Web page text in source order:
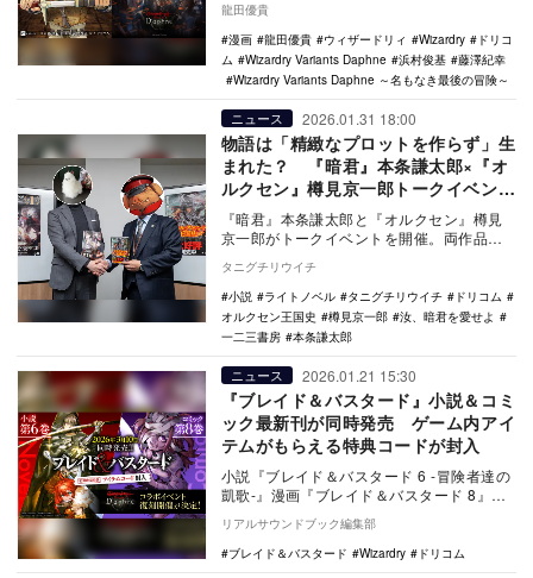
ム愛が見えた。
龍田優貴
漫画
龍田優貴 ウィザードリィ Wizardry
ドリコ
ム
Wizardry Variants Daphne 浜村俊基
藤澤紀幸
Wizardry Variants Daphne ～名もなき最後の冒険～
ニュース 2026.01.31 18:00
物語は「精緻なプロットを作らず」生
まれた？ 『暗君』本条謙太郎×『オ
ルクセン』樽見京一郎トークイベント
レポ
『暗君』本条謙太郎と『オルクセン』樽見
京一郎がトークイベントを開催。両作品の
筆法まで語り尽…
タニグチリウイチ
小説
ライトノベル タニグチリウイチ
ドリコム
オルクセン王国史
樽見京一郎
汝、暗君を愛せよ
一二三書房
本条謙太郎
ニュース 2026.01.21 15:30
『ブレイド＆バスタード』小説＆コミ
ック最新刊が同時発売 ゲーム内アイ
テムがもらえる特典コードが封入
小説『ブレイド＆バスタード 6 -冒険者達の
凱歌-』漫画『ブレイド＆バスタード 8』が
同時発売。『Wizardry Varian…
リアルサウンドブック編集部
ブレイド＆バスタード
Wizardry ドリコム